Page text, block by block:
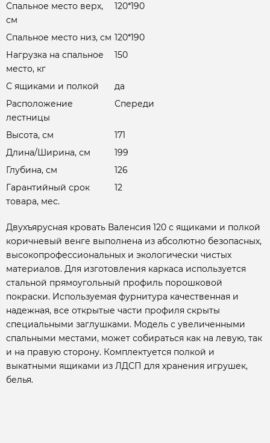
Спальное место верх,
см
120*190
Спальное место низ, см 120*190
Нагрузка на спальное
место, кг
150
С ящиками и полкой
да
Расположение
лестницы
Спереди
Высота, см
171
Длина/Ширина, см
199
Глубина, см
126
Гарантийный срок
товара, мес.
12
Двухъярусная кровать Валенсия 120 с ящиками и полкой
коричневый венге выполнена из абсолютно безопасных,
высокопрофессиональных и экологически чистых
материалов. Для изготовления каркаса используется
стальной прямоугольный профиль порошковой
покраски. Используемая фурнитура качественная и
надежная, все открытые части профиля скрыты
специальными заглушками. Модель с увеличенными
спальными местами, может собираться как на левую, так
и на правую сторону. Комплектуется полкой и
выкатными ящиками из ЛДСП для хранения игрушек,
белья.